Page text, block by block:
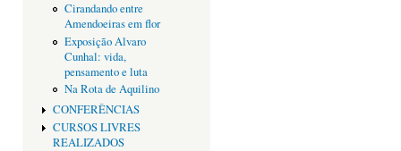
Cirandando entre
Amendoeiras em flor
Exposição Alvaro
Cunhal: vida,
pensamento e luta
Na Rota de Aquilino
CONFERÊNCIAS
CURSOS LIVRES
REALIZADOS